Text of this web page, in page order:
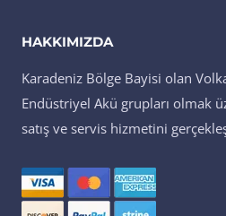
HAKKIMIZDA
Karadeniz Bölge Bayisi olan
Endüstriyel Akü grupları olmak
satış ve servis hizmetini